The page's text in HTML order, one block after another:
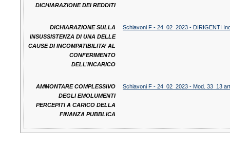
DICHIARAZIONE DEI REDDITI
DICHIARAZIONE SULLA
INSUSSISTENZA DI UNA DELLE
CAUSE DI INCOMPATIBILITA’ AL
CONFERIMENTO
DELL’INCARICO
Schiavoni F - 24_02_2023 - DIRIGENTI
AMMONTARE COMPLESSIVO
DEGLI EMOLUMENTI
PERCEPITI A CARICO DELLA
FINANZA PUBBLICA
Schiavoni F - 24_02_2023 - Mod. 33_13